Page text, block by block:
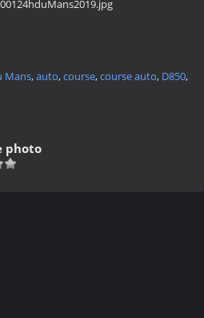
Mans,auto,course,course auto, D850,
photo